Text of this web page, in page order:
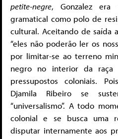
petite-negre, Gonzalez era
gramatical como polo de
cultural. Aceitando de saída
“eles não poderão ler os
por limitar-se ao terreno
negro no interior da
pressupostos coloniais.
Djamila Ribeiro se
“universalismo”. A todo
colonial e se busca uma
disputar internamente aos